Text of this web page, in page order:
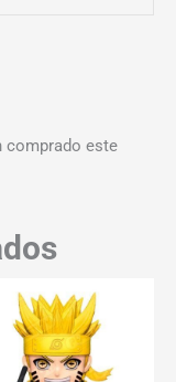
comprado este